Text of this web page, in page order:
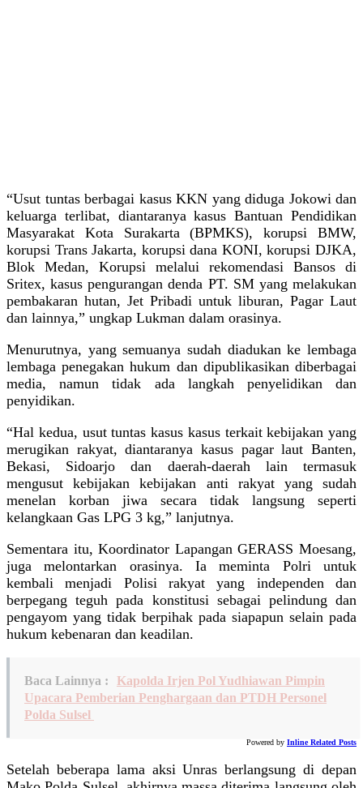
“Usut tuntas berbagai kasus KKN yang diduga Jokowi dan
keluarga terlibat, diantaranya kasus Bantuan Pendidikan
Masyarakat Kota Surakarta (BPMKS), korupsi BMW,
korupsi Trans Jakarta, korupsi dana KONI, korupsi DJKA,
Blok Medan, Korupsi melalui rekomendasi Bansos di
Sritex, kasus pengurangan denda PT. SM yang melakukan
pembakaran hutan, Jet Pribadi untuk liburan, Pagar Laut
dan lainnya,” ungkap Lukman dalam orasinya.
Menurutnya, yang semuanya sudah diadukan ke lembaga
lembaga penegakan hukum dan dipublikasikan diberbagai
media, namun tidak ada langkah penyelidikan dan
penyidikan.
“Hal kedua, usut tuntas kasus kasus terkait kebijakan yang
merugikan rakyat, diantaranya kasus pagar laut Banten,
Bekasi, Sidoarjo dan daerah-daerah lain termasuk
mengusut kebijakan kebijakan anti rakyat yang sudah
menelan korban jiwa secara tidak langsung seperti
kelangkaan Gas LPG 3 kg,” lanjutnya.
Sementara itu, Koordinator Lapangan GERASS Moesang,
juga melontarkan orasinya. Ia meminta Polri untuk
kembali menjadi Polisi rakyat yang independen dan
berpegang teguh pada konstitusi sebagai pelindung dan
pengayom yang tidak berpihak pada siapapun selain pada
hukum kebenaran dan keadilan.
Baca Lainnya :
Kapolda Irjen Pol Yudhiawan Pimpin
Upacara Pemberian Penghargaan dan PTDH Personel
Polda Sulsel
Powered by Inline Related Posts
Setelah beberapa lama aksi Unras berlangsung di depan